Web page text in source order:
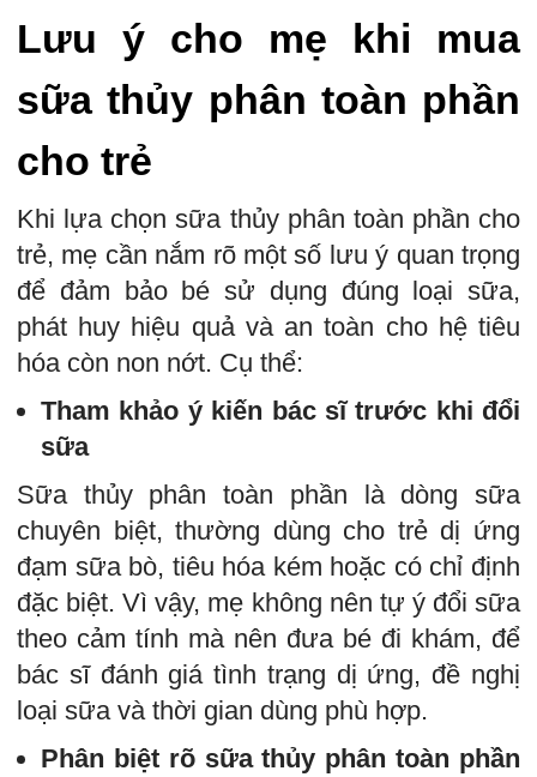
Lưu ý cho mẹ khi mua
sữa thủy phân toàn phần
cho trẻ
Khi lựa chọn sữa thủy phân toàn phần cho
trẻ, mẹ cần nắm rõ một số lưu ý quan trọng
để đảm bảo bé sử dụng đúng loại sữa,
phát huy hiệu quả và an toàn cho hệ tiêu
hóa còn non nớt. Cụ thể:
Tham khảo ý kiến bác sĩ trước khi đổi
sữa
Sữa thủy phân toàn phần là dòng sữa
chuyên biệt, thường dùng cho trẻ dị ứng
đạm sữa bò, tiêu hóa kém hoặc có chỉ định
đặc biệt. Vì vậy, mẹ không nên tự ý đổi sữa
theo cảm tính mà nên đưa bé đi khám, để
bác sĩ đánh giá tình trạng dị ứng, đề nghị
loại sữa và thời gian dùng phù hợp.
Phân biệt rõ sữa thủy phân toàn phần